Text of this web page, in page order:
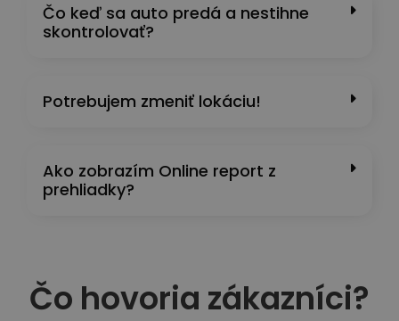
Čo keď sa auto predá a nestihne
skontrolovať?
Potrebujem zmeniť lokáciu!
Ako zobrazím Online report z
prehliadky?
Čo hovoria zákazníci?